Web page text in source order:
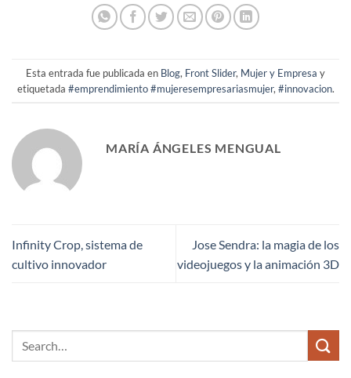
Esta entrada fue publicada en Blog, Front Slider, Mujer y Empresa y
etiquetada #emprendimiento #mujeresempresariasmujer, #innovacion.
MARÍA ÁNGELES MENGUAL
Infinity Crop, sistema de
cultivo innovador
Jose Sendra: la magia de los
videojuegos y la animación 3D